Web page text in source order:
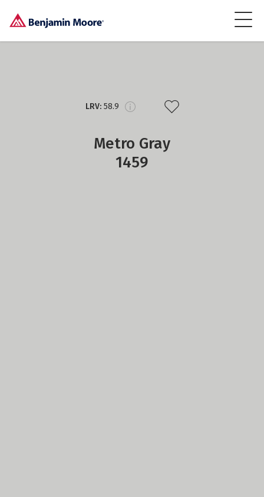
LRV: 58.9
Metro Gray
1459